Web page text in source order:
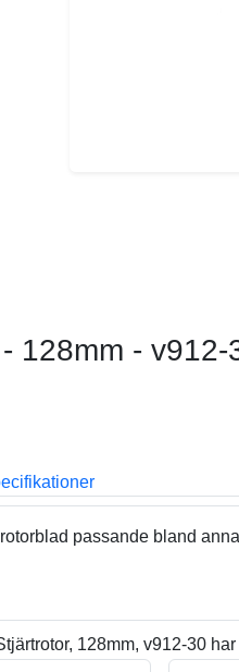
128mm - v912-
passande bland
128mm, v912-30